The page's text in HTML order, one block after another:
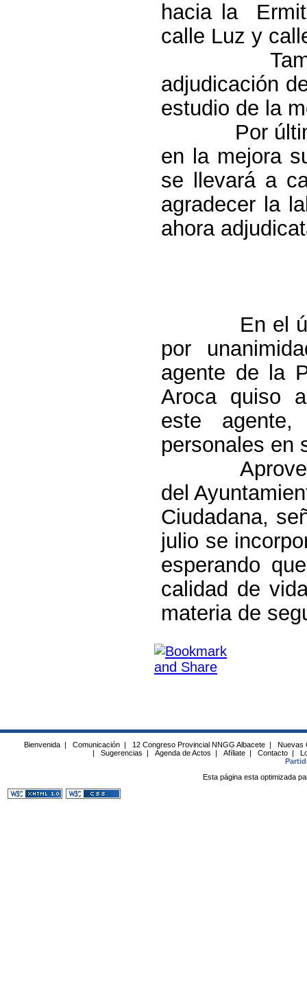
hacia la
calle Luz y
También
adjudicación
estudio de la
Por último,
en la mejora
se llevará a
agradecer la
ahora
En el
por
agente de la
Aroca quiso
este agente,
personales en
Aprovechó
del
Ciudadana,
julio se
esperando
calidad de
materia de
Bienvenida | Comunicación | 12 Congreso Provincial NNGG Albacete |
Nuevas
|
Sugerencias | Agenda de Actos | Afíliate | Contacto |
Esta página esta optimizada